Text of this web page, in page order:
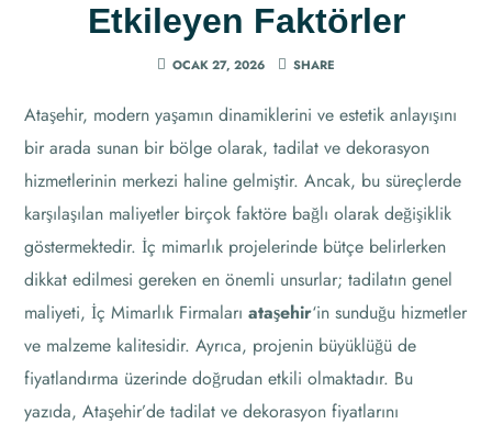
Etkileyen Faktörler
OCAK 27, 2026 SHARE
Ataşehir, modern yaşamın dinamiklerini ve estetik anlayışını
bir arada sunan bir bölge olarak, tadilat ve dekorasyon
hizmetlerinin merkezi haline gelmiştir. Ancak, bu süreçlerde
karşılaşılan maliyetler birçok faktöre bağlı olarak değişiklik
göstermektedir. İç mimarlık projelerinde bütçe belirlerken
dikkat edilmesi gereken en önemli unsurlar; tadilatın genel
maliyeti, İç Mimarlık Firmalarıataşehir‘in sunduğu hizmetler
ve malzeme kalitesidir. Ayrıca, projenin büyüklüğü de
fiyatlandırma üzerinde doğrudan etkili olmaktadır. Bu
yazıda, Ataşehir’de tadilat ve dekorasyon fiyatlarını